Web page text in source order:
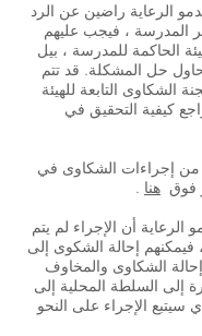
الرعاية راضين عن الرد
المدرسة ، فيجب عليهم
الحاكمة للمدرسة ، بيل
حل المشكلة. قد تتم
الشكاوى التابعة للهيئة
كيفية التحقيق في
إجراءات الشكاوى في
هنا .
الرعاية أن الإجراء لم يتم
إحالة الشكوى إلى
الشكاوى والمخاوف
إلى السلطة المحلية إلى
سيتبع الإجراء على النحو